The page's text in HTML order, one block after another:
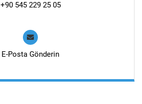
+90 545 229 25 05
E-Posta Gönderin